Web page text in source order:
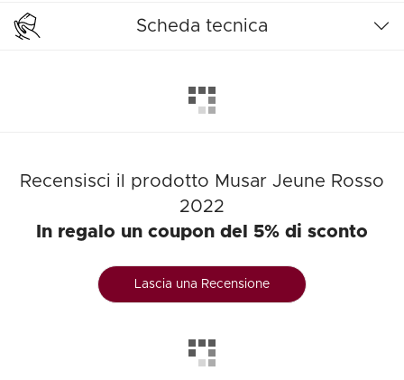
Scheda tecnica
Recensisci il prodotto Musar Jeune Rosso
2022
In regalo un coupon del 5% di sconto
Lascia una Recensione